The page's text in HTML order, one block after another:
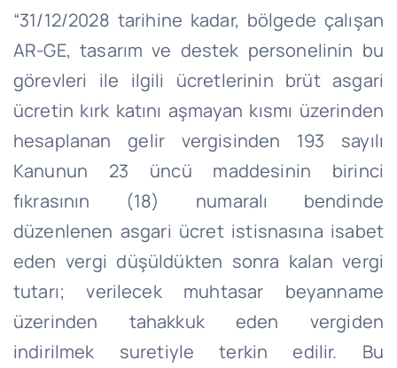
“31/12/2028 tarihine kadar, bölgede çalışan
AR-GE, tasarım ve destek personelinin bu
görevleri ile ilgili ücretlerinin brüt asgari
ücretin kırk katını aşmayan kısmı üzerinden
hesaplanan gelir vergisinden 193 sayılı
Kanunun 23 üncü maddesinin birinci
fıkrasının (18) numaralı bendinde
düzenlenen asgari ücret istisnasına isabet
eden vergi düşüldükten sonra kalan vergi
tutarı; verilecek muhtasar beyanname
üzerinden tahakkuk eden vergiden
indirilmek suretiyle terkin edilir. Bu